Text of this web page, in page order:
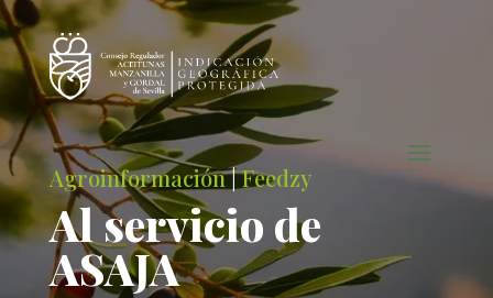
Agroinformación|Feedzy
Al servicio de
ASAJA